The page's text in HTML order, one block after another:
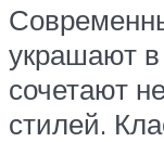
украшают
сочетают
стилей.